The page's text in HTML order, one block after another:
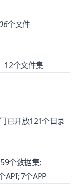
个文件
12个文件集
已开放121个目录
个数据集;
API; 7个APP